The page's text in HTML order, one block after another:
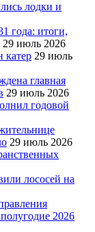
лодки и
года: итоги,
29 июль 2026
катер 29 июль
главная
29 июль 2026
годовой
29 июль 2026
лососей на
2026